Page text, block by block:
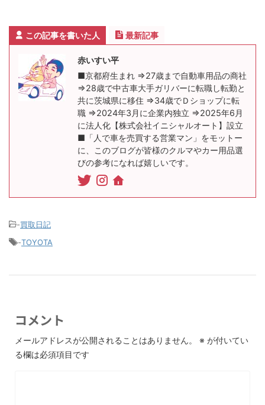
この記事を書いた人 最新記事
赤いすい平
■京都府生まれ ⇒27歳まで自動車用品の商社
⇒28歳で中古車大手ガリバーに転職し転勤と
共に茨城県に移住 ⇒34歳でＤショップに転
職 ⇒2024年3月に企業内独立 ⇒2025年6月
に法人化【株式会社イニシャルオート】設立
■「人で車を売買する営業マン」をモットー
に、このブログが皆様のクルマやカー用品選
びの参考になれば嬉しいです。
-買取日記
-TOYOTA
コメント
メールアドレスが公開されることはありません。 ※ が付いてい
る欄は必須項目です